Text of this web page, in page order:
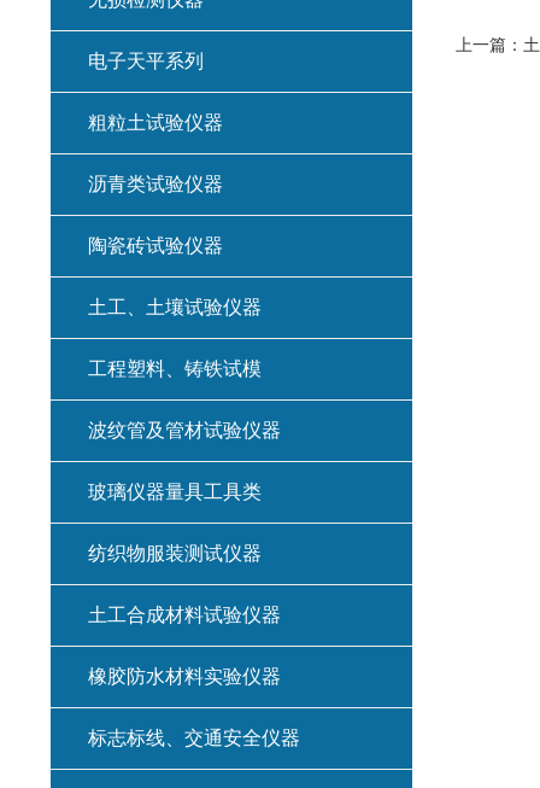
上一篇：
电子天平系列
粗粒土试验仪器
沥青类试验仪器
陶瓷砖试验仪器
土工、土壤试验仪器
工程塑料、铸铁试模
波纹管及管材试验仪器
玻璃仪器量具工具类
纺织物服装测试仪器
土工合成材料试验仪器
橡胶防水材料实验仪器
标志标线、交通安全仪器